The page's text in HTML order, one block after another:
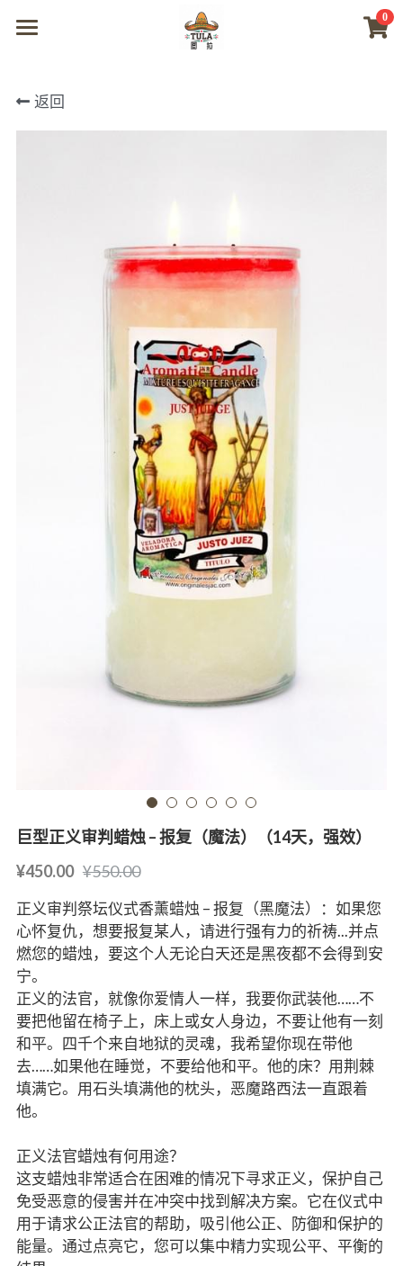
0
商城
微信联系
返回
巨型正义审判蜡烛 – 报复（魔法）（14天，强效）
¥450.00 ¥550.00
正义审判祭坛仪式香薰蜡烛 – 报复（黑魔法）：如果您
心怀复仇，想要报复某人，请进行强有力的祈祷...并点
燃您的蜡烛，要这个人无论白天还是黑夜都不会得到安
宁。
正义的法官，就像你爱情人一样，我要你武装他……不
要把他留在椅子上，床上或女人身边，不要让他有一刻
和平。四千个来自地狱的灵魂，我希望你现在带他
去……如果他在睡觉，不要给他和平。他的床？用荆棘
填满它。用石头填满他的枕头，恶魔路西法一直跟着
他。
正义法官蜡烛有何用途？
这支蜡烛非常适合在困难的情况下寻求正义，保护自己
免受恶意的侵害并在冲突中找到解决方案。它在仪式中
用于请求公正法官的帮助，吸引他公正、防御和保护的
能量。通过点亮它，您可以集中精力实现公平、平衡的
×
商品分类
所有商品分类